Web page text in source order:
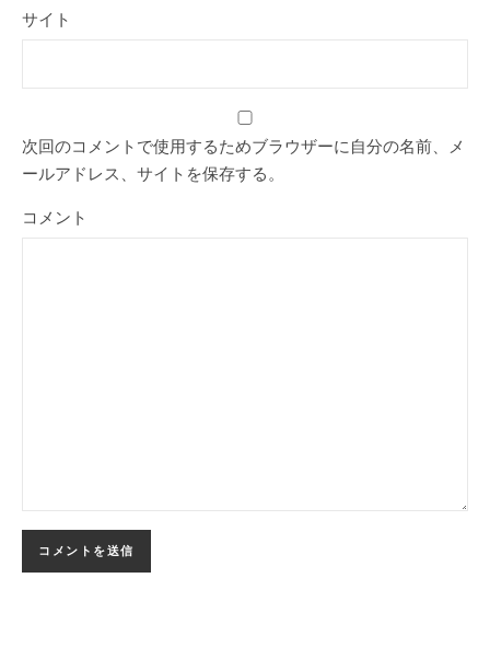
サイト
次回のコメントで使用するためブラウザーに自分の名前、メ
ールアドレス、サイトを保存する。
コメント